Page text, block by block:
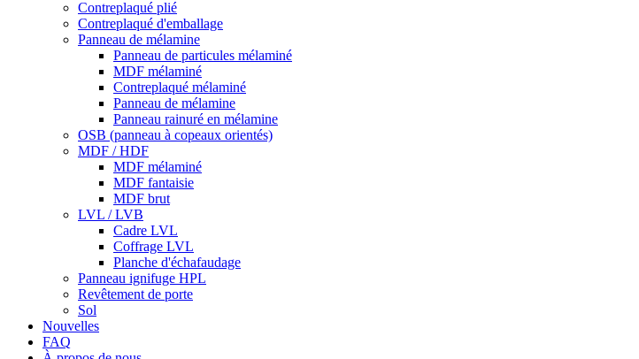
Contreplaqué plié
Contreplaqué d'emballage
Panneau de mélamine
Panneau de particules mélaminé
MDF mélaminé
Contreplaqué mélaminé
Panneau de mélamine
Panneau rainuré en mélamine
OSB (panneau à copeaux orientés)
MDF / HDF
MDF mélaminé
MDF fantaisie
MDF brut
LVL / LVB
Cadre LVL
Coffrage LVL
Planche d'échafaudage
Panneau ignifuge HPL
Revêtement de porte
Sol
Nouvelles
FAQ